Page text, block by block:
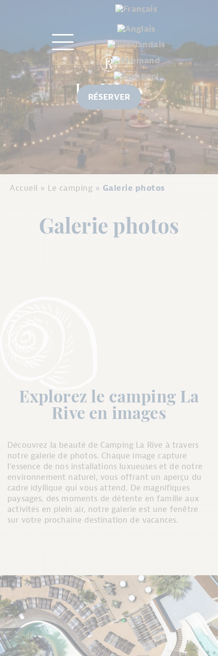
RÉSERVER
Accueil » Le camping » Galerie photos
Galerie photos
Explorez le camping La
Rive en images
Découvrez la beauté de Camping La Rive à travers
notre galerie de photos. Chaque image capture
l’essence de nos installations luxueuses et de notre
environnement naturel, vous offrant un aperçu du
cadre idyllique qui vous attend. De magnifiques
paysages, des moments de détente en famille aux
activités en plein air, notre galerie est une fenêtre
sur votre prochaine destination de vacances.